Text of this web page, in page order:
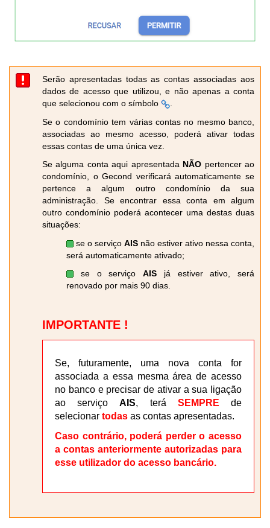
Serão apresentadas todas as contas associadas aos
dados de acesso que utilizou, e não apenas a conta
que selecionou com o símbolo
.
Se o condomínio tem várias contas no mesmo banco,
associadas ao mesmo acesso, poderá ativar todas
essas contas de uma única vez.
Se alguma conta aqui apresentada NÃO pertencer ao
condomínio, o Gecond verificará automaticamente se
pertence a algum outro condomínio da sua
administração. Se encontrar essa conta em algum
outro condomínio poderá acontecer uma destas duas
situações:
se o serviço AIS não estiver ativo nessa conta,
será automaticamente ativado;
se o serviço AIS já estiver ativo, será
renovado por mais 90 dias.
IMPORTANTE !
Se, futuramente, uma nova conta for
associada a essa mesma área de acesso
no banco e precisar de ativar a sua ligação
ao serviçoAIS, terá SEMPRE de
selecionar todas as contas apresentadas.
Caso contrário, poderá perder o acesso
a contas anteriormente autorizadas para
esse utilizador do acesso bancário.